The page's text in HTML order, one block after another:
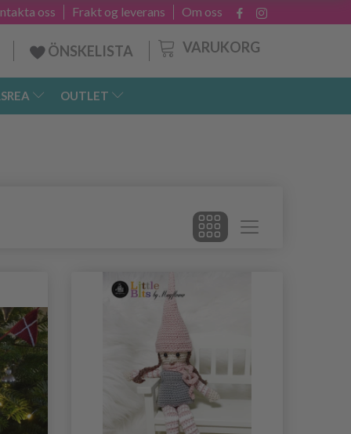
Om oss
Frakt og leverans
oss
VARUKORG
ÖNSKELISTA
OUTLET